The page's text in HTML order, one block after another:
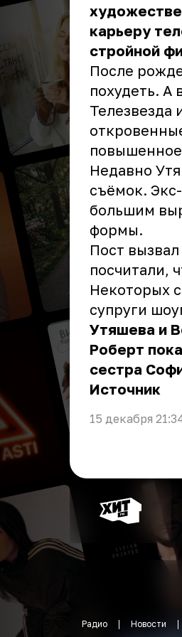
карьеру
стройной
После
похудеть. А
Телезвезда
Недавно
съёмок.
большим
формы.
Пост
посчитали,
Некоторых
супруги
Утяшева и
Роберт
сестра
Источник
15 декабря
Радио Новости